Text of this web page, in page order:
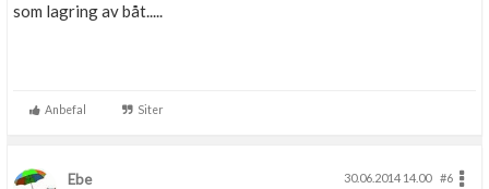
som lagring av båt.....
Anbefal Siter
Ebe 30.06.2014 14.00
#6